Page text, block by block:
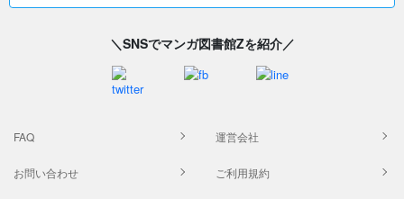
＼SNSでマンガ図書館Zを紹介／
FAQ 運営会社
お問い合わせ ご利用規約